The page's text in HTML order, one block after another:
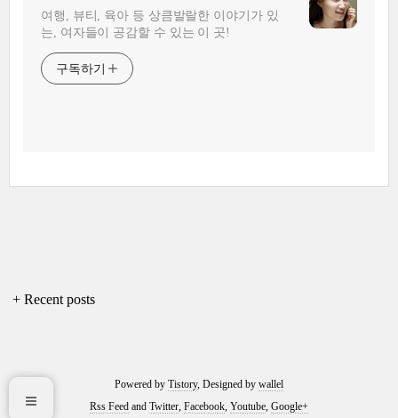
여행, 뷰티, 육아 등 상큼발랄한 이야기가 있
는, 여자들이 공감할 수 있는 이 곳!
구독하기
+ Recent posts
Powered by Tistory, Designed by wallel
Rss Feed and Twitter, Facebook, Youtube, Google+